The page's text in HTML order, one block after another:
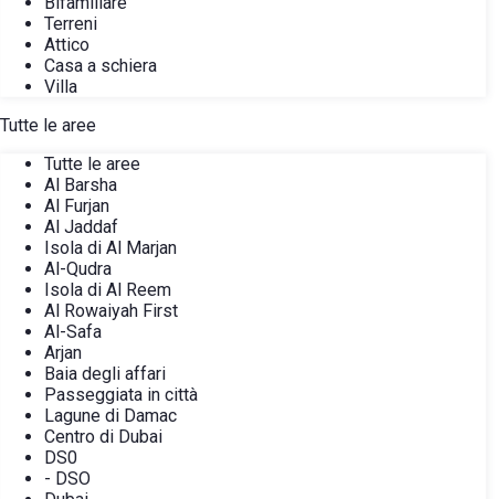
Terreni
Attico
Casa a schiera
Villa
Tutte le aree
Tutte le aree
Al Barsha
Al Furjan
Al Jaddaf
Isola di Al Marjan
Al-Qudra
Isola di Al Reem
Al Rowaiyah First
Al-Safa
Arjan
Baia degli affari
Passeggiata in città
Lagune di Damac
Centro di Dubai
DS0
- DSO